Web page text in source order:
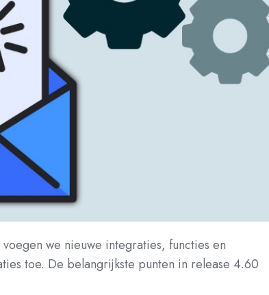
we nieuwe integraties, functies en
toe. De belangrijkste punten in release 4.60